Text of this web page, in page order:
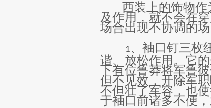
西装上的饰物
及作用，就不会在
场合出现不协调的
1、袖口钉三枚
谐、放松作用。它
下有位鲁莽将军鲁
但不见效，开除军
不但壮了军容，也
于袖口前诸多不便